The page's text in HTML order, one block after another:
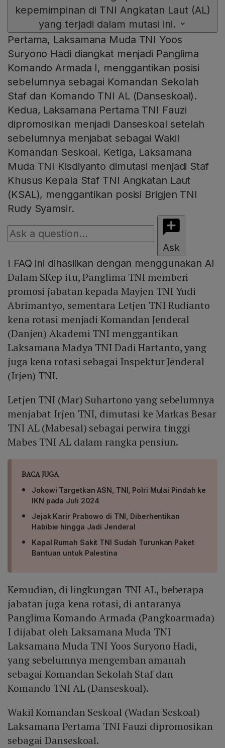
kepemimpinan di TNI Angkatan Laut (AL)
yang terjadi dalam mutasi ini.
Pertama, Laksamana Muda TNI Yoos
Suryono Hadi diangkat menjadi Panglima
Komando Armada I, menggantikan posisi
sebelumnya sebagai Komandan Sekolah
Staf dan Komando TNI AL (Danseskoal).
Kedua, Laksamana Pertama TNI Fauzi
dipromosikan menjadi Danseskoal setelah
sebelumnya menjabat sebagai Wakil
Komandan Seskoal. Ketiga, Laksamana
Muda TNI Kisdiyanto dimutasi menjadi Staf
Khusus Kepala Staf TNI Angkatan Laut
(KSAL), menggantikan posisi Brigjen TNI
Rudy Syamsir.
Ask
! FAQ ini dihasilkan dengan menggunakan AI
Dalam SKep itu, Panglima TNI memberi
promosi jabatan kepada Mayjen TNI Yudi
Abrimantyo, sementara Letjen TNI Rudianto
kena rotasi menjadi Komandan Jenderal
(Danjen) Akademi TNI menggantikan
Laksamana Madya TNI Dadi Hartanto, yang
juga kena rotasi sebagai Inspektur Jenderal
(Irjen) TNI.
Letjen TNI (Mar) Suhartono yang sebelumnya
menjabat Irjen TNI, dimutasi ke Markas Besar
TNI AL (Mabesal) sebagai perwira tinggi
Mabes TNI AL dalam rangka pensiun.
BACA JUGA
Jokowi Targetkan ASN, TNI, Polri Mulai Pindah ke
IKN pada Juli 2024
Jejak Karir Prabowo di TNI, Diberhentikan
Habibie hingga Jadi Jenderal
Kapal Rumah Sakit TNI Sudah Turunkan Paket
Bantuan untuk Palestina
Kemudian, di lingkungan TNI AL, beberapa
jabatan juga kena rotasi, di antaranya
Panglima Komando Armada (Pangkoarmada)
I dijabat oleh Laksamana Muda TNI
Laksamana Muda TNI Yoos Suryono Hadi,
yang sebelumnya mengemban amanah
sebagai Komandan Sekolah Staf dan
Komando TNI AL (Danseskoal).
Wakil Komandan Seskoal (Wadan Seskoal)
Laksamana Pertama TNI Fauzi dipromosikan
sebagai Danseskoal.